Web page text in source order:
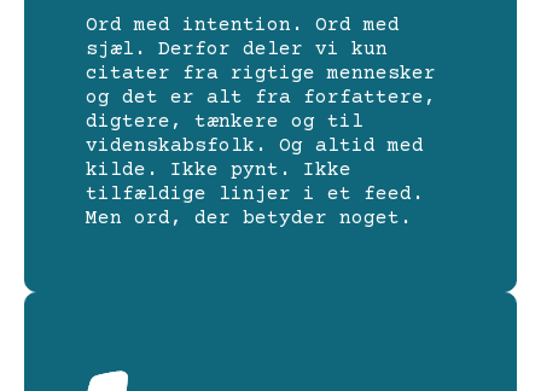
Ord med intention. Ord med
sjæl. Derfor deler vi kun
citater fra rigtige mennesker
og det er alt fra forfattere,
digtere, tænkere og til
videnskabsfolk. Og altid med
kilde. Ikke pynt. Ikke
tilfældige linjer i et feed.
Men ord, der betyder noget.